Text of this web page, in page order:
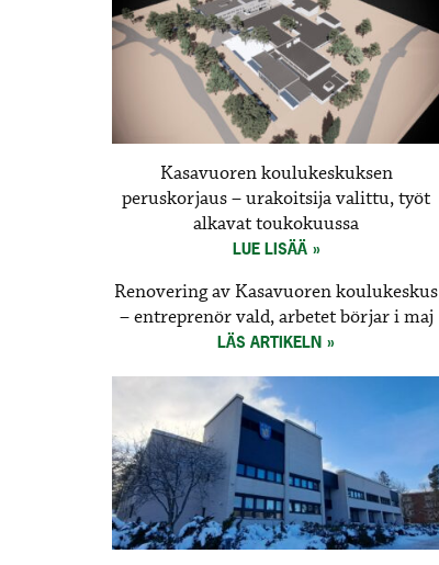
Kasavuoren koulukeskuksen
peruskorjaus – urakoitsija valittu, työt
alkavat toukokuussa
LUE LISÄÄ
Renovering av Kasavuoren koulukeskus
– entreprenör vald, arbetet börjar i maj
LÄS ARTIKELN